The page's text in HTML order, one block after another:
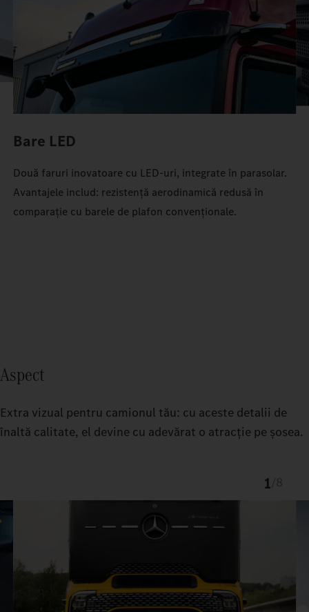
Bare LED
Două faruri inovatoare cu LED-uri, integrate în parasolar.
Avantajele includ: rezistență aerodinamică redusă în
comparație cu barele de plafon convenționale.
Aspect
Extra vizual pentru camionul tău: cu aceste detalii de
înaltă calitate, el devine cu adevărat o atracție pe șosea.
1